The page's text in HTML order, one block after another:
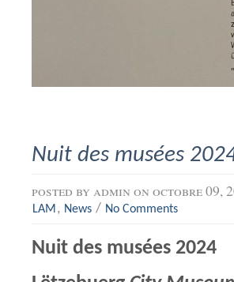
Nuit des musées
posted by admin on octobre 09,
LAM , News / No Comments
Nuit des musées